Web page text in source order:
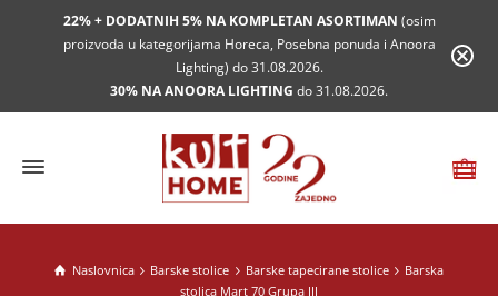
22% + DODATNIH 5% NA KOMPLETAN ASORTIMAN (osim
proizvoda u kategorijama Horeca, Posebna ponuda i Anoora
Lighting) do 31.08.2026.
30% NA ANOORA LIGHTING do 31.08.2026.
Naslovnica Barske stolice Barske tapecirane stolice
Barska
stolica Mart 70 Grupa III